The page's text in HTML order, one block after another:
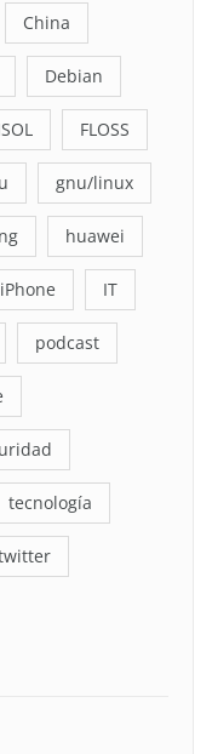
China
Debian
FLOSS
gnu/linux
huawei
iPhone IT
podcast
tecnología